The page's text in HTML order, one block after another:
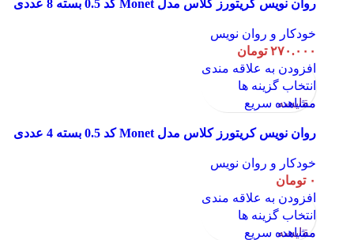
روان نویس کریتورز کلاس مدل Monet کد 0.5 بسته 8 عددی
خودکار و روان نویس
۲۷۰.۰۰۰ تومان
افزودن به علاقه مندی
انتخاب گزینه ها
مشاهده سریع
مقایسه
روان نویس کریتورز کلاس مدل Monet کد 0.5 بسته 4 عددی
خودکار و روان نویس
۰ تومان
افزودن به علاقه مندی
انتخاب گزینه ها
مشاهده سریع
مقایسه